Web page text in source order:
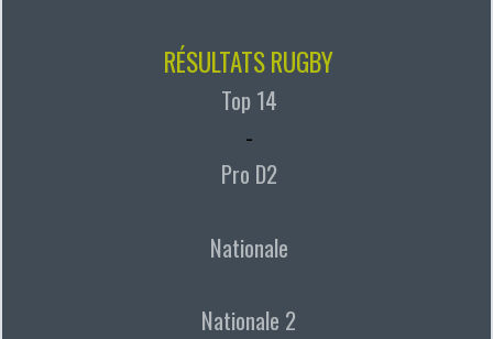
RÉSULTATS RUGBY
Top 14
-
Pro D2
Nationale
Nationale 2